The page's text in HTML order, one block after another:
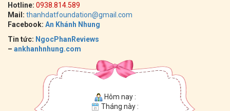
Hotline: 0938.814.589
Mail: thanhdatfoundation@gmail.com
Facebook: An Khánh Nhung
Tin tức: NgocPhanReviews
– ankhanhnhung.com
Hôm nay :
Tháng này :